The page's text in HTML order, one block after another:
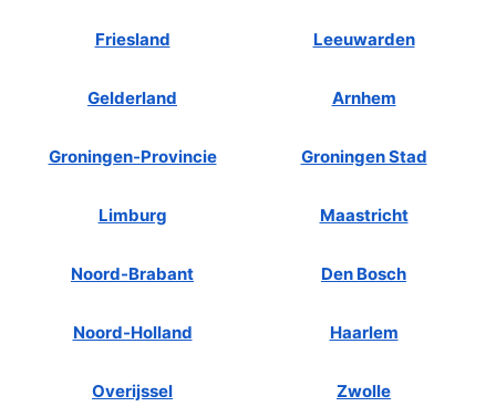
Friesland Leeuwarden
Gelderland Arnhem
Groningen-Provincie Groningen Stad
Limburg Maastricht
Noord-Brabant Den Bosch
Noord-Holland Haarlem
Overijssel Zwolle